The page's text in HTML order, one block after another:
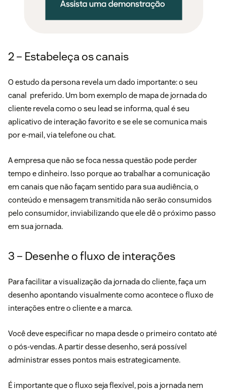
2 – Estabeleça os canais
O estudo da persona revela um dado importante: o seu
canal preferido. Um bom exemplo de mapa de jornada do
cliente revela como o seu lead se informa, qual é seu
aplicativo de interação favorito e se ele se comunica mais
por e-mail, via telefone ou chat.
A empresa que não se foca nessa questão pode perder
tempo e dinheiro. Isso porque ao trabalhar a comunicação
em canais que não façam sentido para sua audiência, o
conteúdo e mensagem transmitida não serão consumidos
pelo consumidor, inviabilizando que ele dê o próximo passo
em sua jornada.
3 – Desenhe o fluxo de interações
Para facilitar a visualização da jornada do cliente, faça um
desenho apontando visualmente como acontece o fluxo de
interações entre o cliente e a marca.
Você deve especificar no mapa desde o primeiro contato até
o pós-vendas. A partir desse desenho, será possível
administrar esses pontos mais estrategicamente.
É importante que o fluxo seja flexível, pois a jornada nem